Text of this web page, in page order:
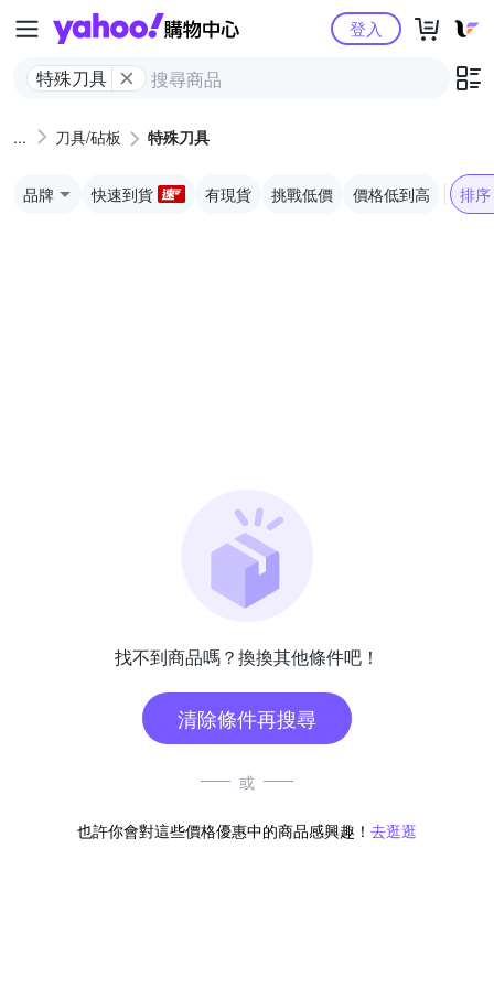
Yahoo購物中心
特殊刀具
登入
刀具/砧板 特殊刀具
品牌 快速到貨 有現貨 挑戰低價 價格低到高 排序
找不到商品嗎？換換其他條件吧！
清除條件再搜尋
或
也許你會對這些價格優惠中的商品感興趣！ 去逛逛